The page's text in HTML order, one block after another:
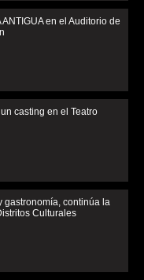
ANTIGUA en el Auditorio de
casting en el Teatro
gastronomía, continúa la
Culturales